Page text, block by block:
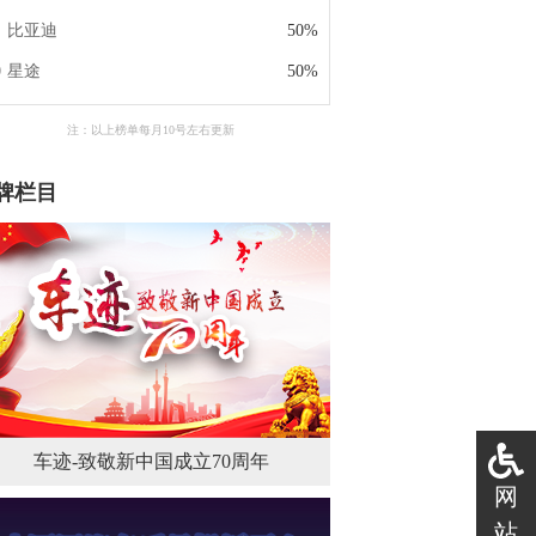
比亚迪 50%
星途 50%
注：以上榜单每月10号左右更新
栏目
车迹-致敬新中国成立70周年
网